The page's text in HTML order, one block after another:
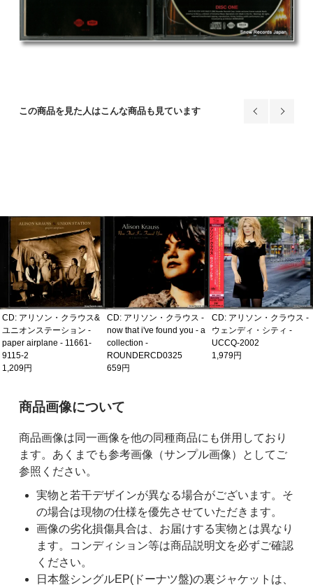
この商品を見た人はこんな商品も見ています
CD: アリソン・クラウス&
ユニオンステーション -
paper airplane - 11661-
9115-2
1,209円
CD: アリソン・クラウス -
now that i've found you - a
collection -
ROUNDERCD0325
659円
CD: アリソン・クラウス -
ウェンディ・シティ -
UCCQ-2002
1,979円
ご購入前の注意事項
商品画像について
商品画像は同一画像を他の同種商品にも併用しており
ます。あくまでも参考画像（サンプル画像）としてご
参照ください。
実物と若干デザインが異なる場合がございます。そ
の場合は現物の仕様を優先させていただきます。
画像の劣化損傷具合は、お届けする実物とは異なり
ます。コンディション等は商品説明文を必ずご確認
ください。
日本盤シングルEP(ドーナツ盤)の裏ジャケットは、